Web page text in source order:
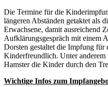
Die Termine für die
längeren Abständen getaktet als
Erwachsene, damit ausreichend
Aufklärungsgespräch mit einem
Dorsten gestaltet die Impfung für
Kinderfreundlich. Unter anderem
Hamster die Kinder durch den
Wichtige Infos zum